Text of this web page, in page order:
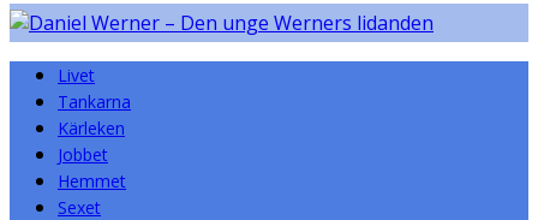
Livet
Tankarna
Kärleken
Jobbet
Hemmet
Sexet